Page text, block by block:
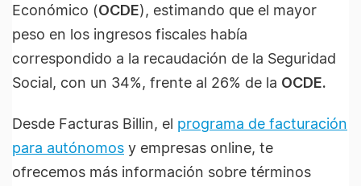
Económico (OCDE), estimando que el mayor
peso en los ingresos fiscales había
correspondido a la recaudación de la Seguridad
Social, con un 34%, frente al 26% de la OCDE.
Desde Facturas Billin, el programa de facturación
para autónomos y empresas online, te
ofrecemos más información sobre términos